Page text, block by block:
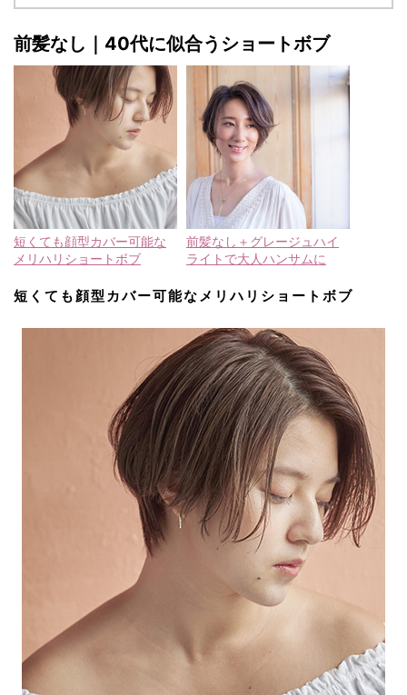
前髪なし｜40代に似合うショートボブ
短くても顔型カバー可能な
メリハリショートボブ
前髪なし＋グレージュハイ
ライトで大人ハンサムに
短くても顔型カバー可能なメリハリショートボブ